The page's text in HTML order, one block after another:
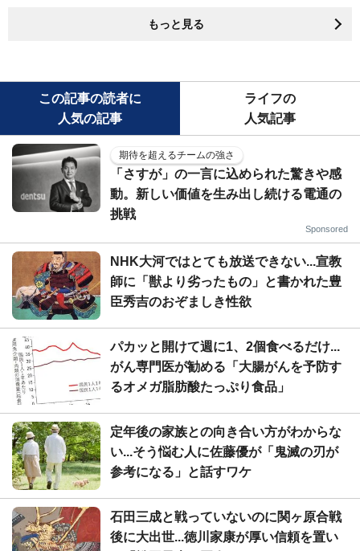
もっと見る
この記事の読者に
人気の記事
ライフの
人気記事
期待を超えるチームの強さ
「さすが」の一言に込められた驚きや感
動。新しい価値を生み出し続ける電通の
挑戦
Sponsored
NHK大河ではとても放送できない...宣教
師に「獣より劣ったもの」と書かれた豊
臣秀吉のおぞましき性欲
パカッと開けて週に1、2個食べるだけ...
がん専門医が勧める「大腸がんを予防す
るオメガ脂肪酸たっぷり食品」
定年後の家族との向き合い方がわからな
い...そう悩む人に佐藤優が「鬼滅の刃が
参考になる」と話すワケ
石田三成と戦っていないのに関ヶ原合戦
後に大出世...徳川家康が厚い信頼を置い